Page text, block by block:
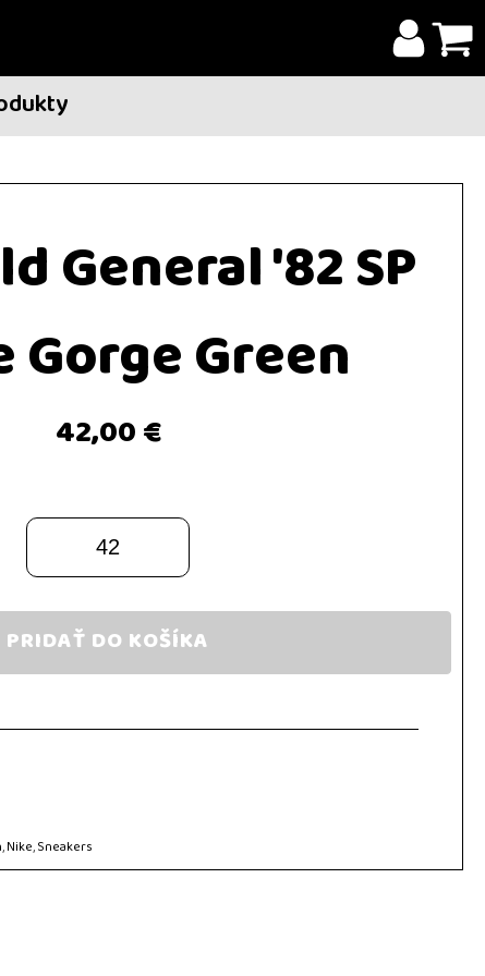
General '82 SP
Gorge Green
42,00 €
42
PRIDAŤ DO KOŠÍKA
,Nike,Sneakers